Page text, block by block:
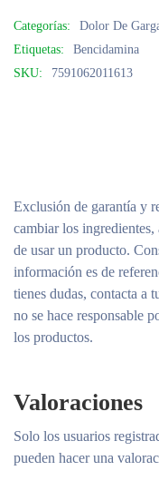
Categorías: Dolor De
Etiquetas:
Bencidamina
SKU:
7591062011613
Exclusión de garantía y
cambiar los ingredientes,
de usar un producto.
información es de
tienes dudas, contacta a
no se hace responsable
los productos.
Valoraciones
Solo los usuarios
pueden hacer una